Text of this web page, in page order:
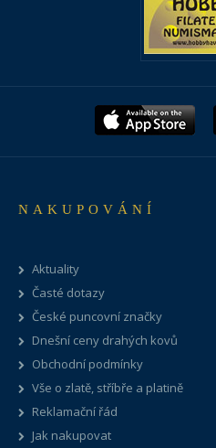
NAKUPOVÁNÍ
Aktuality
Časté dotazy
České puncovní značky
Dnešní ceny drahých kovů
Obchodní podmínky
Vše o zlatě, stříbře a platině
Reklamační řád
Jak nakupovat